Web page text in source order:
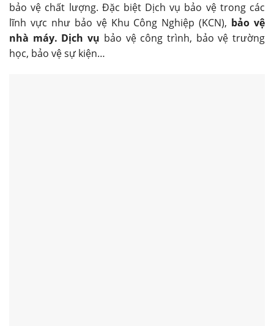
bảo vệ chất lượng. Đặc biệt Dịch vụ bảo vệ trong các
lĩnh vực như bảo vệ Khu Công Nghiệp (KCN), bảo vệ
nhà máy. Dịch vụ bảo vệ công trình, bảo vệ trường
học, bảo vệ sự kiện…